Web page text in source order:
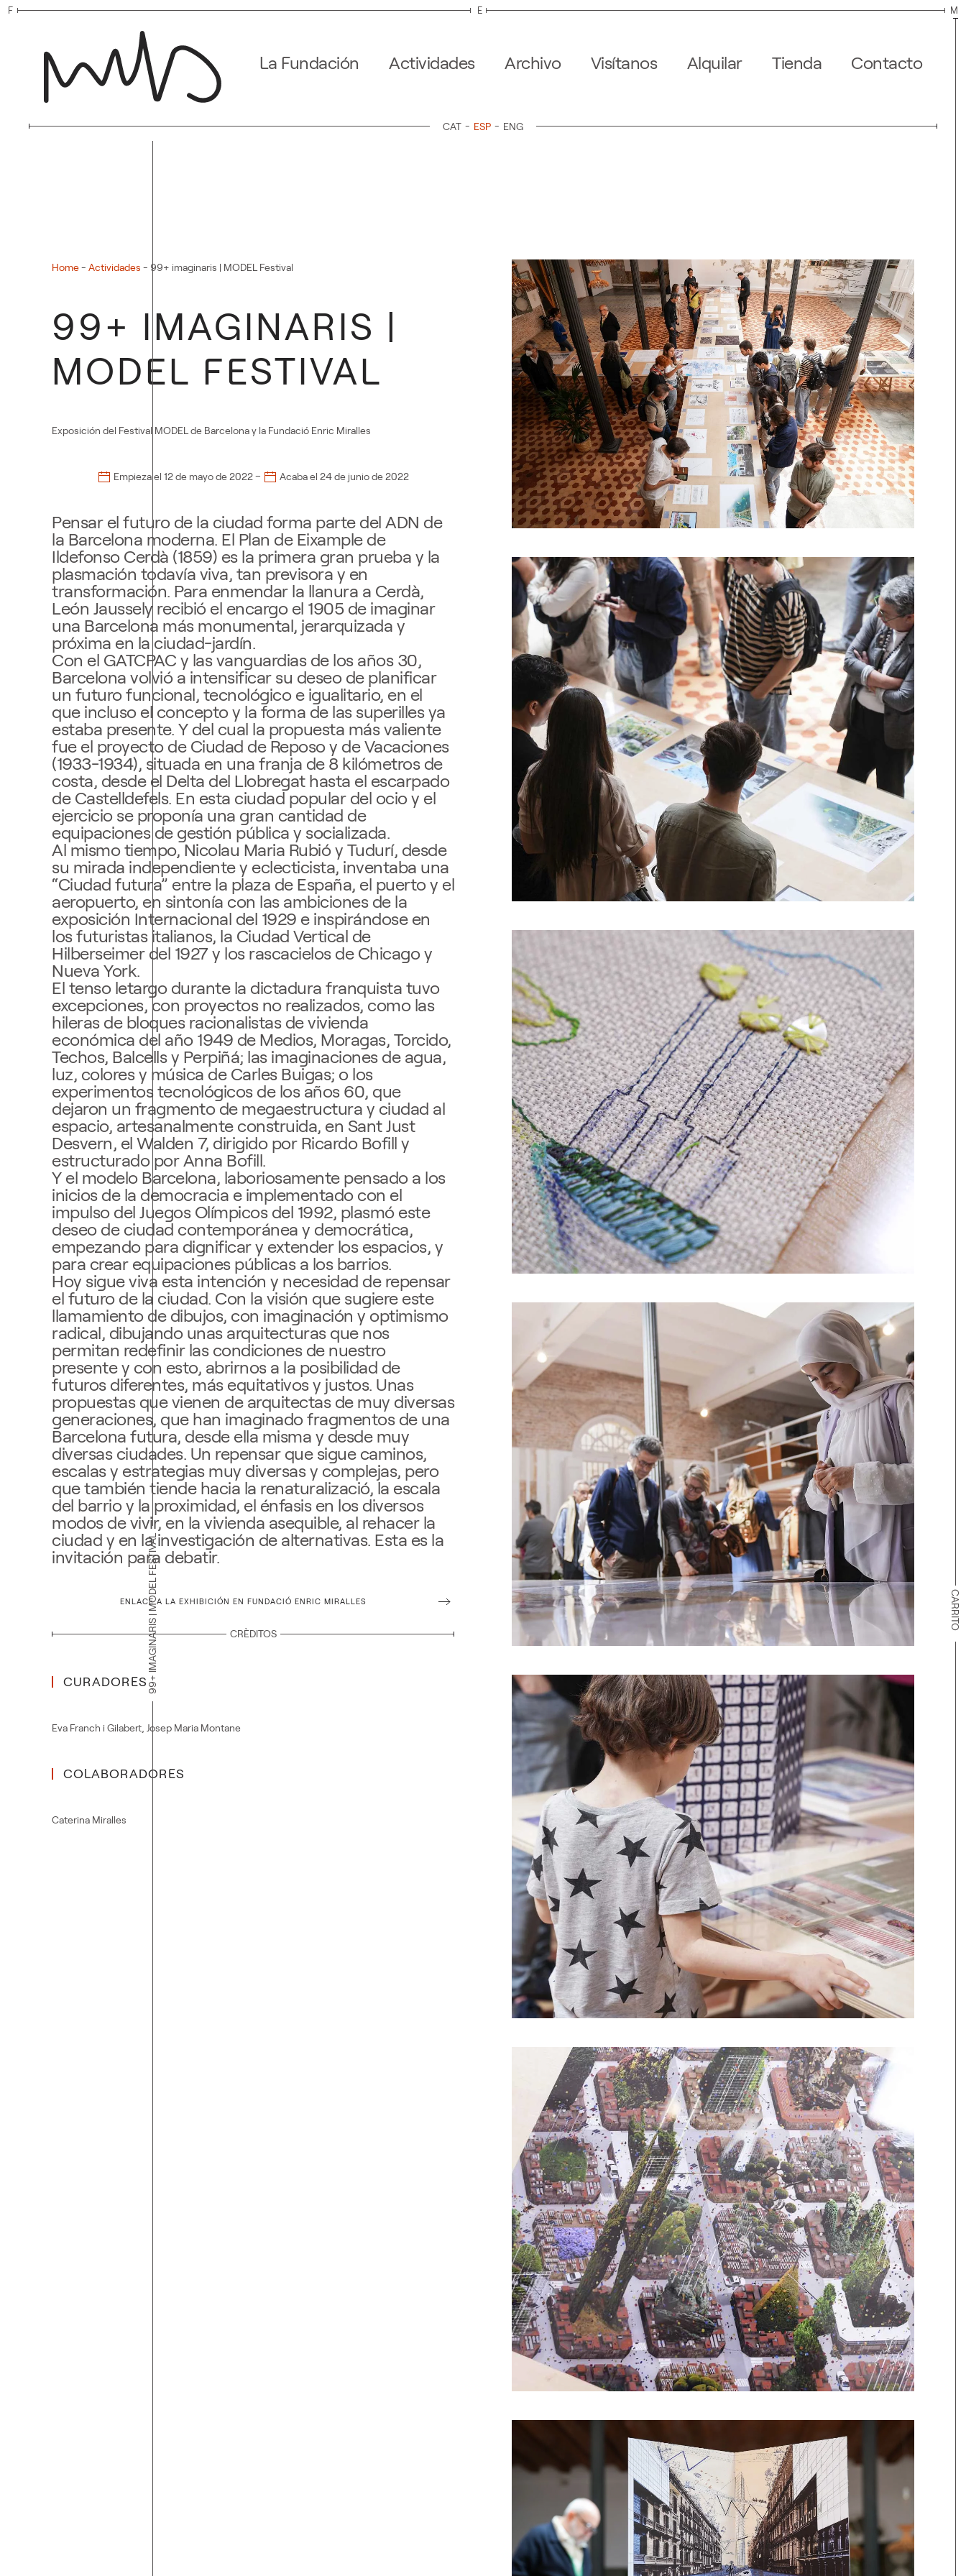
F E M
La Fundación Actividades Archivo Visítanos Alquilar Tienda Contacto
CAT ESP ENG
99+ IMAGINARIS | MODEL FESTIVAL
Home- Actividades - 99+ imaginaris | MODEL Festival
99+ IMAGINARIS |
MODEL FESTIVAL
Exposición del Festival MODEL de Barcelona y la Fundació Enric Miralles
Empieza el 12 de mayo de 2022– Acaba el 24 de junio de 2022
Pensar el futuro de la ciudad forma parte del ADN de
la Barcelona moderna. El Plan de Eixample de
Ildefonso Cerdà (1859) es la primera gran prueba y la
plasmación todavía viva, tan previsora y en
transformación. Para enmendar la llanura a Cerdà,
León Jaussely recibió el encargo el 1905 de imaginar
una Barcelona más monumental, jerarquizada y
próxima en la ciudad-jardín.
Con el GATCPAC y las vanguardias de los años 30,
Barcelona volvió a intensificar su deseo de planificar
un futuro funcional, tecnológico e igualitario, en el
que incluso el concepto y la forma de las superilles ya
estaba presente. Y del cual la propuesta más valiente
fue el proyecto de Ciudad de Reposo y de Vacaciones
(1933-1934), situada en una franja de 8 kilómetros de
costa, desde el Delta del Llobregat hasta el escarpado
de Castelldefels. En esta ciudad popular del ocio y el
ejercicio se proponía una gran cantidad de
equipaciones de gestión pública y socializada.
Al mismo tiempo, Nicolau Maria Rubió y Tudurí, desde
su mirada independiente y eclecticista, inventaba una
“Ciudad futura” entre la plaza de España, el puerto y el
aeropuerto, en sintonía con las ambiciones de la
exposición Internacional del 1929 e inspirándose en
los futuristas italianos, la Ciudad Vertical de
Hilberseimer del 1927 y los rascacielos de Chicago y
Nueva York.
El tenso letargo durante la dictadura franquista tuvo
excepciones, con proyectos no realizados, como las
hileras de bloques racionalistas de vivienda
económica del año 1949 de Medios, Moragas, Torcido,
Techos, Balcells y Perpiñá; las imaginaciones de agua,
luz, colores y música de Carles Buigas; o los
experimentos tecnológicos de los años 60, que
dejaron un fragmento de megaestructura y ciudad al
espacio, artesanalmente construida, en Sant Just
Desvern, el Walden 7, dirigido por Ricardo Bofill y
estructurado por Anna Bofill.
Y el modelo Barcelona, laboriosamente pensado a los
inicios de la democracia e implementado con el
impulso del Juegos Olímpicos del 1992, plasmó este
deseo de ciudad contemporánea y democrática,
empezando para dignificar y extender los espacios, y
para crear equipaciones públicas a los barrios.
Hoy sigue viva esta intención y necesidad de repensar
el futuro de la ciudad. Con la visión que sugiere este
llamamiento de dibujos, con imaginación y optimismo
radical, dibujando unas arquitecturas que nos
permitan redefinir las condiciones de nuestro
presente y con esto, abrirnos a la posibilidad de
futuros diferentes, más equitativos y justos. Unas
propuestas que vienen de arquitectas de muy diversas
generaciones, que han imaginado fragmentos de una
Barcelona futura, desde ella misma y desde muy
diversas ciudades. Un repensar que sigue caminos,
escalas y estrategias muy diversas y complejas, pero
que también tiende hacia la renaturalizació, la escala
del barrio y la proximidad, el énfasis en los diversos
modos de vivir, en la vivienda asequible, al rehacer la
ciudad y en la investigación de alternativas. Esta es la
invitación para debatir.
ENLACE A LA EXHIBICIÓN EN FUNDACIÓ ENRIC MIRALLES
CRÈDITOS
CURADORES
Eva Franch i Gilabert, Josep Maria Montane
COLABORADORES
Caterina Miralles
CARRITO